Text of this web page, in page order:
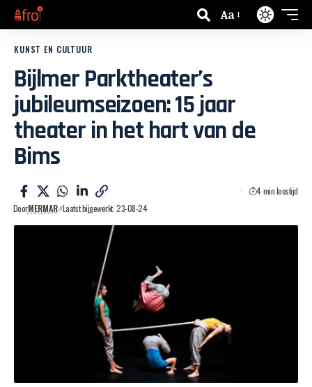
Aa
KUNST EN CULTUUR
Bijlmer Parktheater’s
jubileumseizoen: 15 jaar
theater in het hart van de
Bims
DoorMERMAR Laatst bijgewerkt: 23-08-24
4 min leestijd